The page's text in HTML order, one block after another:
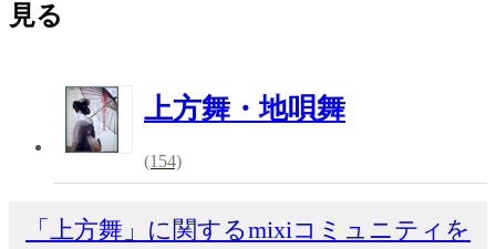
見る
上方舞・地唄舞
(154)
「上方舞」に関するmixiコミュニティを